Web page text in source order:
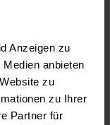
Anzeigen zu
anbieten
zu
zu Ihrer
Partner für
verwöhnt.
kann sich